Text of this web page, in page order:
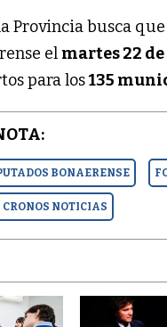
Provincia busca
el martes 22
para los135
BONAERENSE
CRONOS NOTICIAS